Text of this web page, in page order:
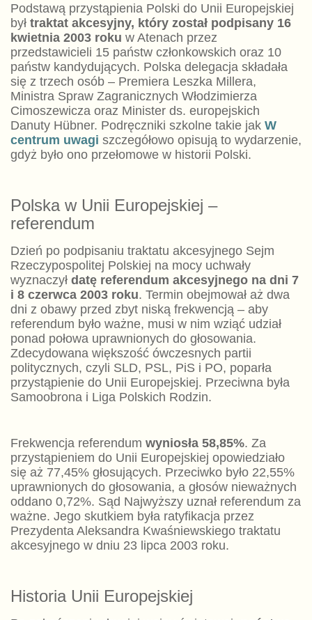
Podstawą przystąpienia Polski do Unii Europejskiej
był traktat akcesyjny, który został podpisany 16
kwietnia 2003 roku w Atenach przez
przedstawicieli 15 państw członkowskich oraz 10
państw kandydujących. Polska delegacja składała
się z trzech osób – Premiera Leszka Millera,
Ministra Spraw Zagranicznych Włodzimierza
Cimoszewicza oraz Minister ds. europejskich
Danuty Hübner. Podręczniki szkolne takie jak W
centrum uwagi szczegółowo opisują to wydarzenie,
gdyż było ono przełomowe w historii Polski.
Polska w Unii Europejskiej –
referendum
Dzień po podpisaniu traktatu akcesyjnego Sejm
Rzeczypospolitej Polskiej na mocy uchwały
wyznaczył datę referendum akcesyjnego na dni 7
i 8 czerwca 2003 roku. Termin obejmował aż dwa
dni z obawy przed zbyt niską frekwencją – aby
referendum było ważne, musi w nim wziąć udział
ponad połowa uprawnionych do głosowania.
Zdecydowana większość ówczesnych partii
politycznych, czyli SLD, PSL, PiS i PO, poparła
przystąpienie do Unii Europejskiej. Przeciwna była
Samoobrona i Liga Polskich Rodzin.
Frekwencja referendum wyniosła 58,85%. Za
przystąpieniem do Unii Europejskiej opowiedziało
się aż 77,45% głosujących. Przeciwko było 22,55%
uprawnionych do głosowania, a głosów nieważnych
oddano 0,72%. Sąd Najwyższy uznał referendum za
ważne. Jego skutkiem była ratyfikacja przez
Prezydenta Aleksandra Kwaśniewskiego traktatu
akcesyjnego w dniu 23 lipca 2003 roku.
Historia Unii Europejskiej